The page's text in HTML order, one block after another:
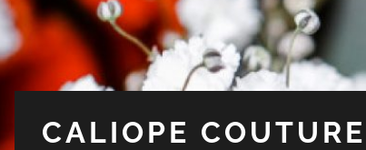
CALIOPE COUTURE